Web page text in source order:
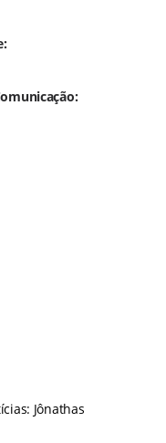
Jônathas